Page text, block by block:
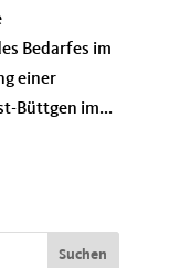
Bedarfes im
einer
Büttgen im...